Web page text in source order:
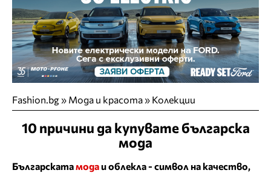
Fashion.bg» Мода и красота» Колекции
10 причини да купувате българска
мода
Българскатамодаи облекла - символ на качество,